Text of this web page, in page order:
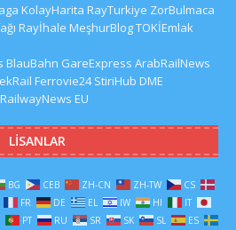
KolayHarita RayTurkiye ZorBulmaca
Rayİhale MeşhurBlogTOKİEmlak
BlauBahn GareExpress ArabRailNews
Ferrovie24 StiriHub DME
RailwayNews EU
LISANLAR
BG CEB ZH-CN ZH-TW
CS
FR DE EL IW HI
IT
PT RU SR SK SL
ES